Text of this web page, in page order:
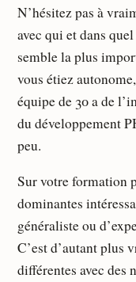
N’hésitez pas à
avec qui et dans
semble la plus
vous étiez
équipe de 30 a de
du développement
peu.
Sur votre formation
dominantes
généraliste ou
C’est d’autant plus
différentes avec des